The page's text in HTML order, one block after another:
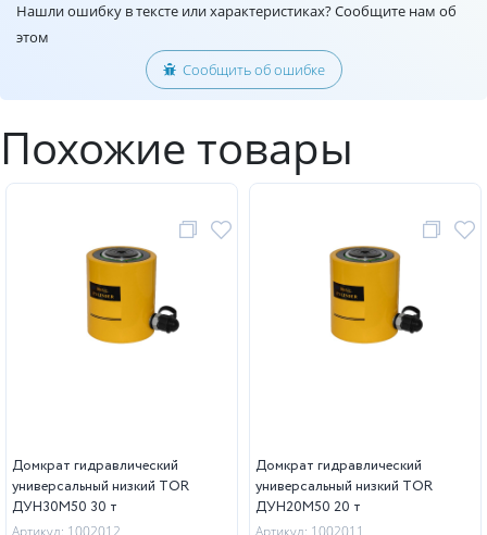
Нашли ошибку в тексте или характеристиках? Сообщите нам об
этом
Сообщить об ошибке
Похожие товары
Домкрат гидравлический
универсальный низкий TOR
ДУН30М50 30 т
Артикул: 1002012
Домкрат гидравлический
универсальный низкий TOR
ДУН20М50 20 т
Артикул: 1002011